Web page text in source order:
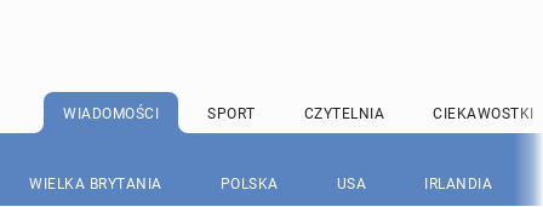
WIADOMOŚCI SPORT CZYTELNIA CIEKAWOSTKI
WIELKA BRYTANIA POLSKA USA IRLANDIA